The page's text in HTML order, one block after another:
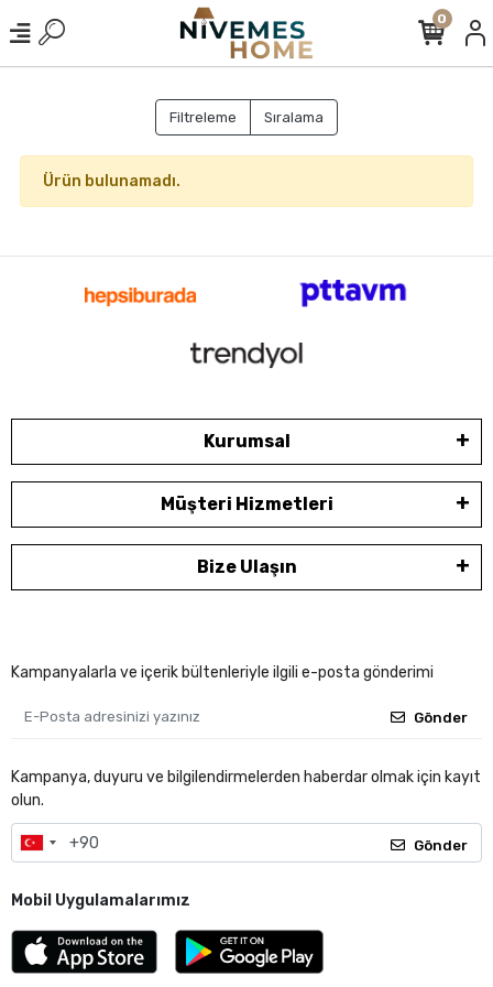
0
Filtreleme Sıralama
Ürün bulunamadı.
Kurumsal
Müşteri Hizmetleri
Bize Ulaşın
Kampanyalarla ve içerik bültenleriyle ilgili e-posta gönderimi
Gönder
Kampanya, duyuru ve bilgilendirmelerden haberdar olmak için kayıt
olun.
Gönder
Mobil Uygulamalarımız